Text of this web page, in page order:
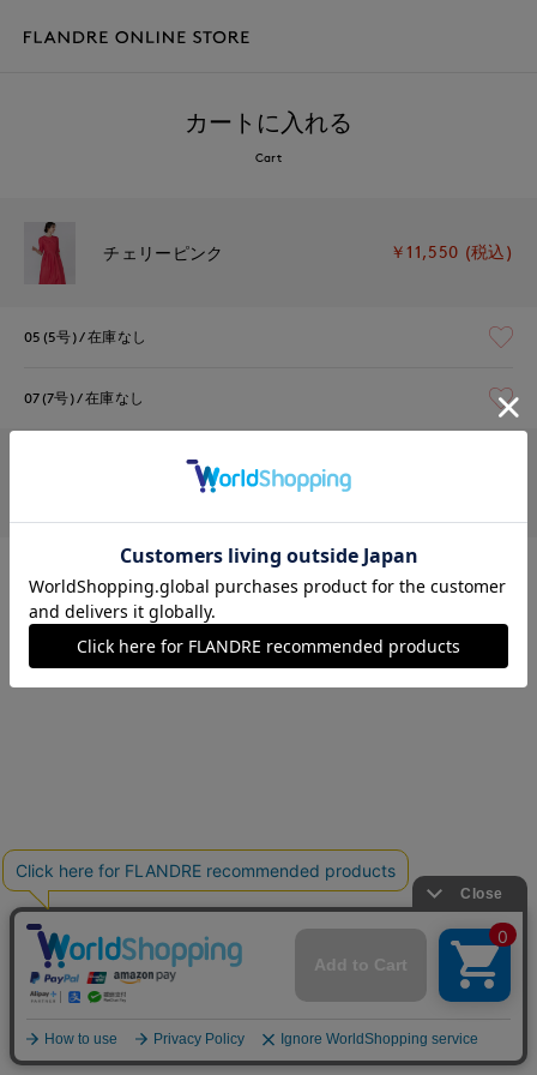
カートに入れる
Cart
チェリーピンク ￥11,550 (税込)
05(5号) 在庫なし
07(7号) 在庫なし
在庫なし